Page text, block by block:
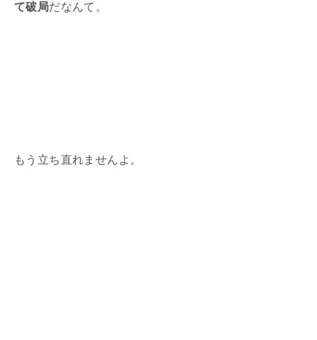
て破局だなんて。
もう立ち直れませんよ。